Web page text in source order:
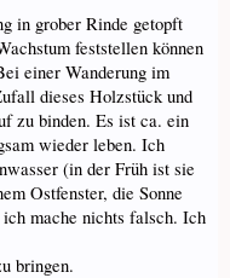
in grober Rinde getopft
feststellen können
einer Wanderung im
dieses Holzstück und
zu binden. Es ist ca. ein
wieder leben. Ich
(in der Früh ist sie
Ostfenster, die Sonne
mache nichts falsch. Ich
bringen.